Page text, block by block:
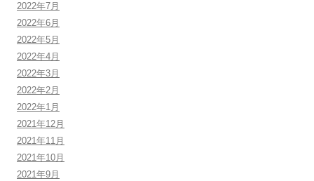
2022年7月
2022年6月
2022年5月
2022年4月
2022年3月
2022年2月
2022年1月
2021年12月
2021年11月
2021年10月
2021年9月